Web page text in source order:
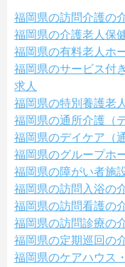
福岡県の訪問介護の
福岡県の介護老人保
福岡県の有料老人ホ
福岡県のサービス付
求人
福岡県の特別養護老
福岡県の通所介護（
福岡県のデイケア（
福岡県のグループホ
福岡県の障がい者施
福岡県の訪問入浴の
福岡県の訪問看護の
福岡県の訪問診療の
福岡県の定期巡回の
福岡県のケアハウス